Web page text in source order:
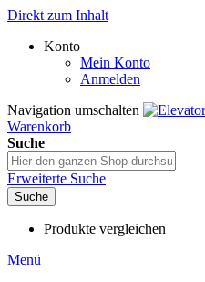
Direkt zum Inhalt
Konto
Mein Konto
Anmelden
Navigation umschalten
Warenkorb
Suche
Erweiterte Suche
Suche
Produkte vergleichen
Menü